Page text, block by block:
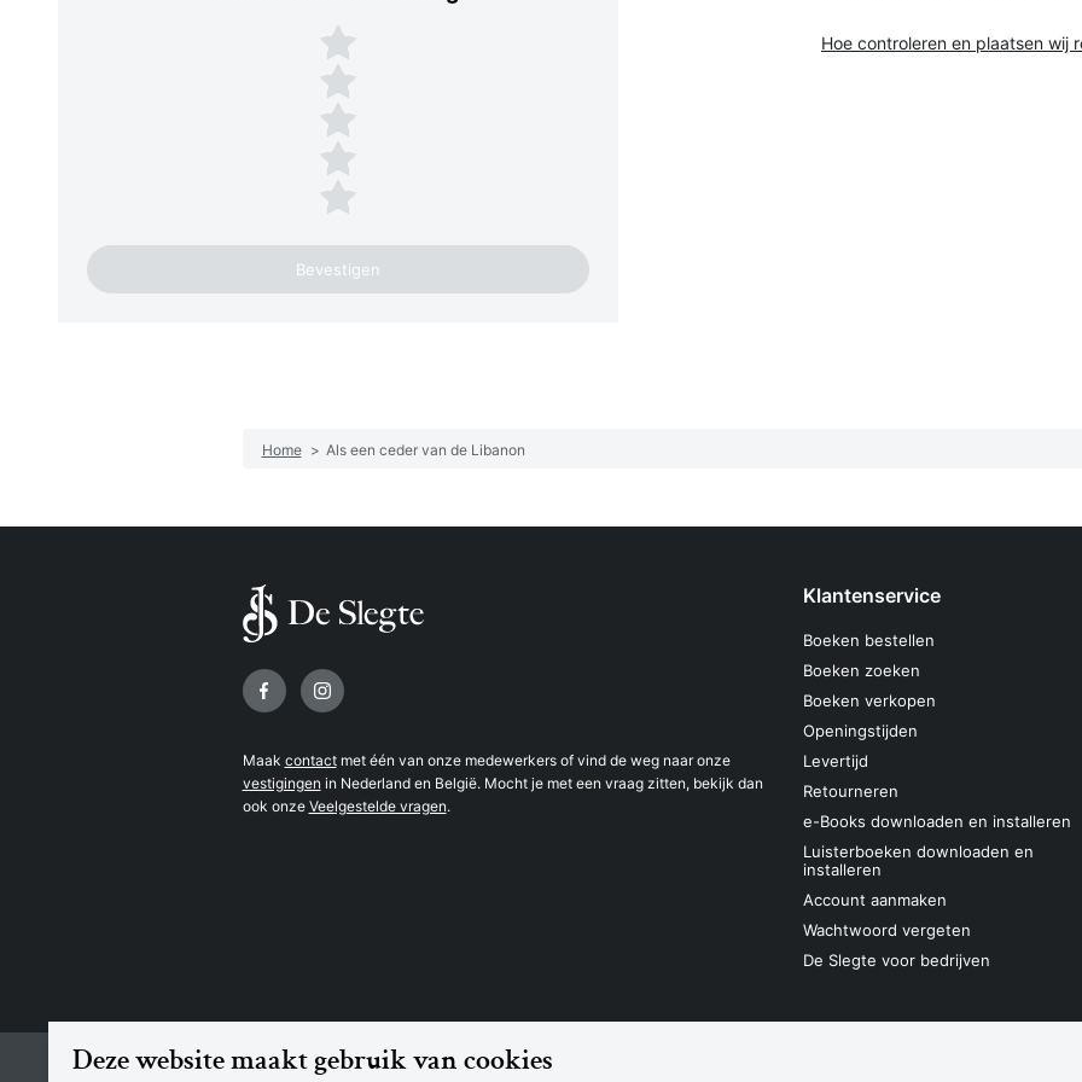
Deze website maakt gebruik van cookies
Plaats een beoordeling
5 sterren
4 sterren
3 sterren
2 sterren
1 ster
Hoe controleren en plaatsen wij
Home > Als een ceder van de Libanon
Volg ons op
Maak contactmet één van onze medewerkers of vind de weg naar onze
vestigingen in Nederland en België. Mocht je met een vraag zitten, bekijk dan
ook onze Veelgestelde vragen.
Klantenservice
Boeken bestellen
Boeken zoeken
Boeken verkopen
Openingstijden
Levertijd
Retourneren
e-Books downloaden en installeren
Luisterboeken downloaden en
installeren
Account aanmaken
Wachtwoord vergeten
De Slegte voor bedrijven
© 2026 Boekhandel De Slegte